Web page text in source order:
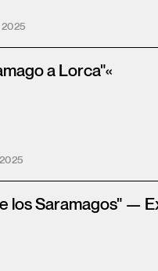
2025
a Lorca"«
los Saramagos" —